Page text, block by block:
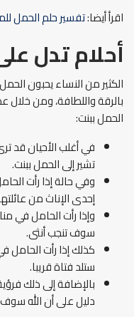
اقرأ أيضا:تفسير حلم الحمل
أحلام تدل
الكثير من النساء يحبون
بالرقة واللطافة، ومن
الحمل ببنت:
في أغلب الأحيان قد
تشير إلى الحمل ببنت.
وفي حالة إذا رأت
إحدى الإناث من
وإذا رأت الحامل في
سوف تنجب أنثى.
كذلك إذا رأت الحامل
ستلد فتاة قريبا.
بالإضافة إلى ذلك
دليل على أن الله سوف